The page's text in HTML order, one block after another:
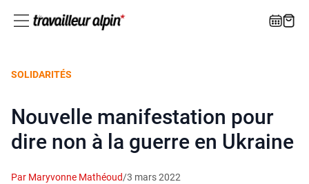
SOLIDARITÉS
Nouvelle manifestation pour
dire non à la guerre en Ukraine
Par Maryvonne Mathéoud/3 mars 2022